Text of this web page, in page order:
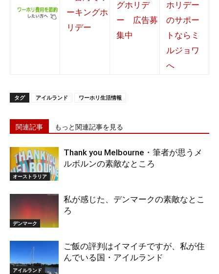
タグ アイルランド ワーホリ生活情報
関連記事 もっと関連記事を見る
オーストラリア
Thank you Melbourne・筆者が思うメ
ルボルンの素敵なところ
デンマーク
私が感じた、デンマークの素敵なとこ
ろ
アイルランド
ご飯の評判はイマイチですが、私が住
んでいる国・アイルランド